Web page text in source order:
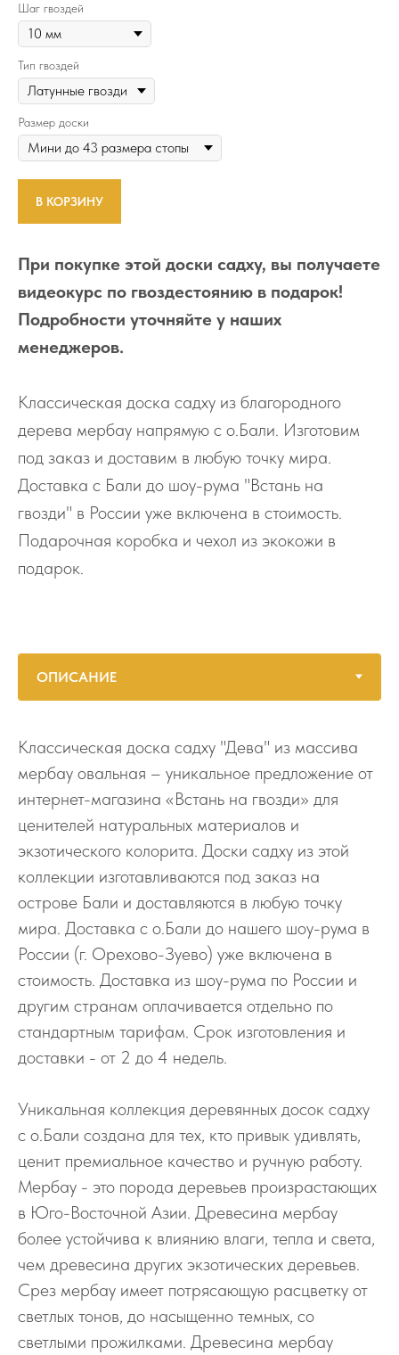
Шаг гвоздей
Тип гвоздей
Размер доски
В КОРЗИНУ
При покупке этой доски садху, вы получаете
видеокурс по гвоздестоянию в подарок!
Подробности уточняйте у наших
менеджеров.
Классическая доска садху из благородного
дерева мербау напрямую с о.Бали. Изготовим
под заказ и доставим в любую точку мира.
Доставка с Бали до шоу-рума "Встань на
гвозди" в России уже включена в стоимость.
Подарочная коробка и чехол из экокожи в
подарок.
Классическая доска садху "Дева" из массива
мербау овальная – уникальное предложение от
интернет-магазина «Встань на гвозди» для
ценителей натуральных материалов и
экзотического колорита. Доски садху из этой
коллекции изготавливаются под заказ на
острове Бали и доставляются в любую точку
мира. Доставка с о.Бали до нашего шоу-рума в
России (г. Орехово-Зуево) уже включена в
стоимость. Доставка из шоу-рума по России и
другим странам оплачивается отдельно по
стандартным тарифам. Срок изготовления и
доставки - от 2 до 4 недель.
Уникальная коллекция деревянных досок садху
с о.Бали создана для тех, кто привык удивлять,
ценит премиальное качество и ручную работу.
Мербау - это порода деревьев произрастающих
в Юго-Восточной Азии. Древесина мербау
более устойчива к влиянию влаги, тепла и света,
чем древесина других экзотических деревьев.
Срез мербау имеет потрясающую расцветку от
светлых тонов, до насыщенно темных, со
светлыми прожилками. Древесина мербау